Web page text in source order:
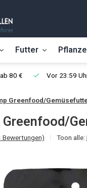
Futter
80 € Vor 23:59
Greenfood/
Greenfood/
Toon alle: